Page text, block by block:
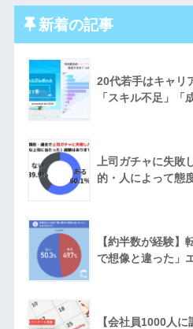
新着の記事
20代若手はキャリ
「スキル不足」「
上司ガチャに失敗
的・人によって態
【約半数が経験】
で想像と違った」
【会社員1000人